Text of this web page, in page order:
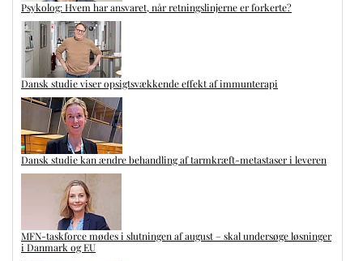
Psykolog: Hvem har ansvaret, når retningslinjerne er forkerte?
Dansk studie viser opsigtsvækkende effekt af immunterapi
Dansk studie kan ændre behandling af tarmkræft-metastaser i leveren
MFN-taskforce mødes i slutningen af august – skal undersøge løsninger
i Danmark og EU